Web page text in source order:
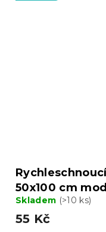
50x100 cm
Skladem (>10 ks)
55 Kč